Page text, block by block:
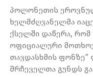
პოლონეთის
ხელმძღვანელმა
ქსელში დაწერა, რომ
ოფიციალური
თავდასხმის
მრჩეველთა გუნდს